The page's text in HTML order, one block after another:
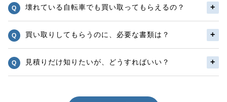
壊れている自転車でも買い取ってもらえるの？
買い取りしてもらうのに、必要な書類は？
見積りだけ知りたいが、どうすればいい？